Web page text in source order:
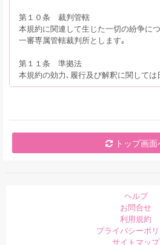
第１０条 裁判管轄
本規約に関連して生じた一切の紛争に
一審専属管轄裁判所とします｡
第１１条 準拠法
本規約の効力､履行及び解釈に関しては
トップ画
ヘルプ
お問合せ
利用規約
プライバシーポ
サイトマップ